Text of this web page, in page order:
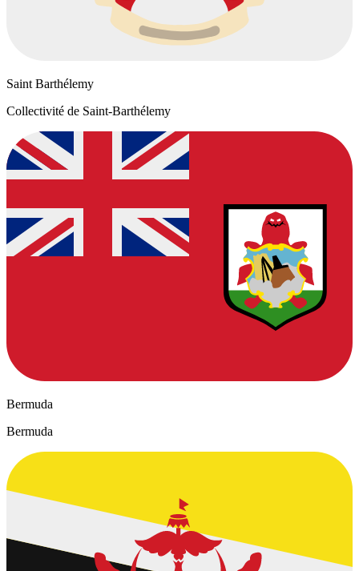
Saint Barthélemy
Collectivité de Saint-Barthélemy
Bermuda
Bermuda